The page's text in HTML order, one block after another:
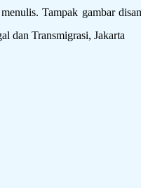
Tampak gambar
dan Transmigrasi, Jakarta